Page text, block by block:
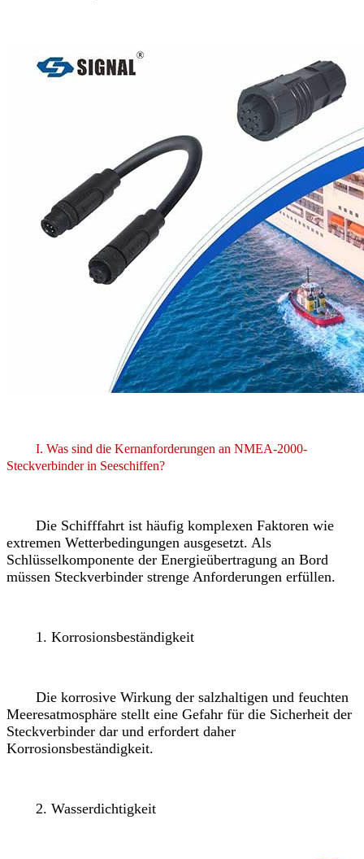
I. Was sind die Kernanforderungen an NMEA-2000-
Steckverbinder in Seeschiffen?
Die Schifffahrt ist häufig komplexen Faktoren wie
extremen Wetterbedingungen ausgesetzt. Als
Schlüsselkomponente der Energieübertragung an Bord
müssen Steckverbinder strenge Anforderungen erfüllen.
1. Korrosionsbeständigkeit
Die korrosive Wirkung der salzhaltigen und feuchten
Meeresatmosphäre stellt eine Gefahr für die Sicherheit der
Steckverbinder dar und erfordert daher
Korrosionsbeständigkeit.
2. Wasserdichtigkeit